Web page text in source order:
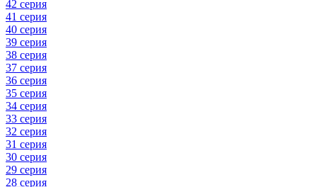
42 серия
41 серия
40 серия
39 серия
38 серия
37 серия
36 серия
35 серия
34 серия
33 серия
32 серия
31 серия
30 серия
29 серия
28 серия